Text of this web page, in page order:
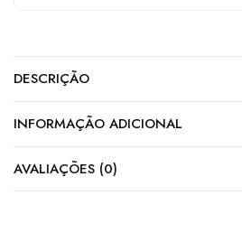
DESCRIÇÃO
INFORMAÇÃO ADICIONAL
AVALIAÇÕES (0)